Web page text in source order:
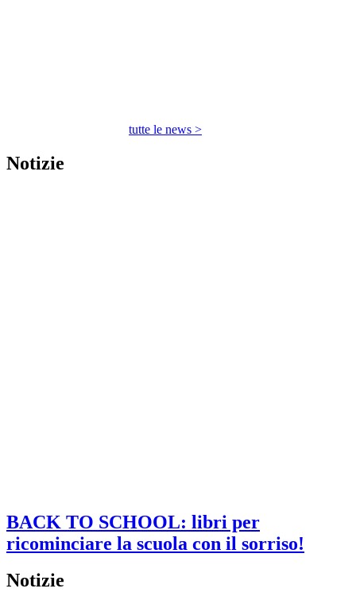
tutte le news >
Notizie
BACK TO SCHOOL: libri per
ricominciare la scuola con il sorriso!
Notizie